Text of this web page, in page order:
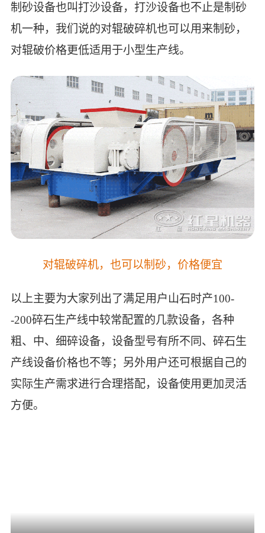
制砂设备也叫打沙设备，打沙设备也不止是制砂
机一种，我们说的对辊破碎机也可以用来制砂，
对辊破价格更低适用于小型生产线。
对辊破碎机，也可以制砂，价格便宜
以上主要为大家列出了满足用户山石时产100-
-200碎石生产线中较常配置的几款设备，各种
粗、中、细碎设备，设备型号有所不同、碎石生
产线设备价格也不等；另外用户还可根据自己的
实际生产需求进行合理搭配，设备使用更加灵活
方便。